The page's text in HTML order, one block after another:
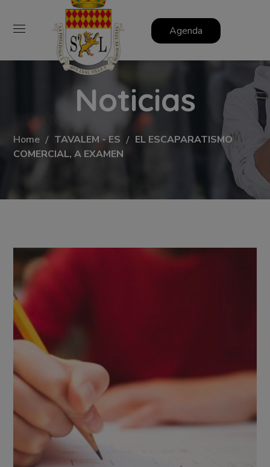
Agenda
Noticias
Home TAVALEM - ES
EL ESCAPARATISMO
COMERCIAL, A EXAMEN